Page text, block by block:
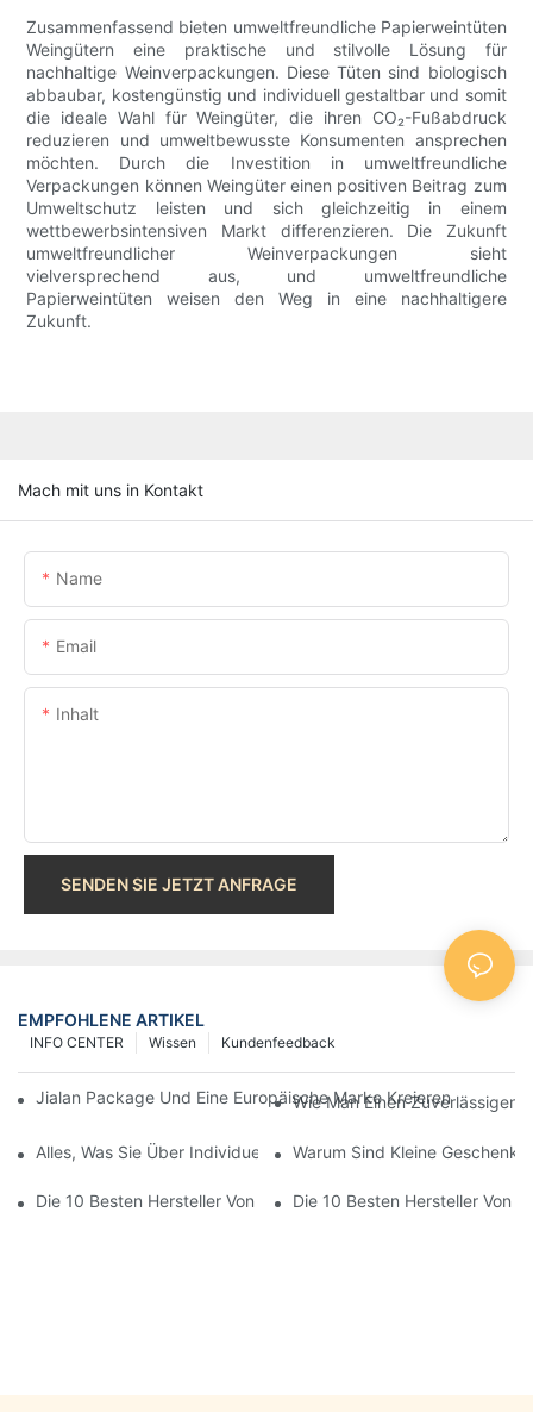
Zusammenfassend bieten umweltfreundliche Papierweintüten
Weingütern eine praktische und stilvolle Lösung für
nachhaltige Weinverpackungen. Diese Tüten sind biologisch
abbaubar, kostengünstig und individuell gestaltbar und somit
die ideale Wahl für Weingüter, die ihren CO₂-Fußabdruck
reduzieren und umweltbewusste Konsumenten ansprechen
möchten. Durch die Investition in umweltfreundliche
Verpackungen können Weingüter einen positiven Beitrag zum
Umweltschutz leisten und sich gleichzeitig in einem
wettbewerbsintensiven Markt differenzieren. Die Zukunft
umweltfreundlicher Weinverpackungen sieht
vielversprechend aus, und umweltfreundliche
Papierweintüten weisen den Weg in eine nachhaltigere
Zukunft.
Mach mit uns in Kontakt
Name
Email
Inhalt
SENDEN SIE JETZT ANFRAGE
EMPFOHLENE ARTIKEL
Kundenfeedback
Wissen
INFO CENTER
Jialan Package Und Eine Europäische Marke Kreieren
Wie Man Einen Zuverlässigen
Alles, Was Sie Über Individuell Gestaltete Papiertüten In China
Warum Sind Kleine
Die 10 Besten Hersteller Von Geschenktüten In Meiner Nähe:
Die 10 Besten Hersteller Von